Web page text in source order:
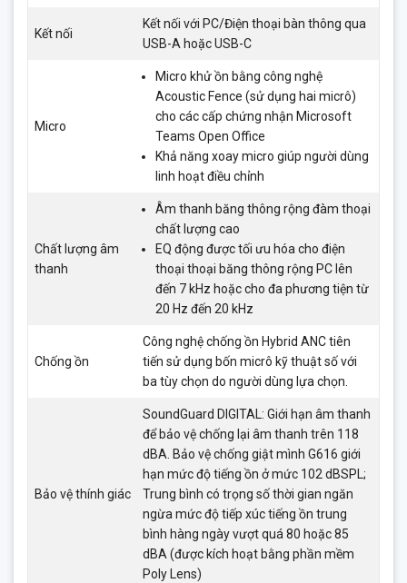
Kết nối
Kết nối với PC/Điện thoại bàn thông qua
USB-A hoặc USB-C
Micro
Micro khử ồn bằng công nghệ
Acoustic Fence (sử dụng hai micrô)
cho các cấp chứng nhận Microsoft
Teams Open Office
Khả năng xoay micro giúp người dùng
linh hoạt điều chỉnh
Chất lượng âm
thanh
Âm thanh băng thông rộng đàm thoại
chất lượng cao
EQ động được tối ưu hóa cho điện
thoại thoại băng thông rộng PC lên
đến 7 kHz hoặc cho đa phương tiện từ
20 Hz đến 20 kHz
Chống ồn
Công nghệ chống ồn Hybrid ANC tiên
tiến sử dụng bốn micrô kỹ thuật số với
ba tùy chọn do người dùng lựa chọn.
Bảo vệ thính giác
SoundGuard DIGITAL: Giới hạn âm thanh
để bảo vệ chống lại âm thanh trên 118
dBA. Bảo vệ chống giật mình G616 giới
hạn mức độ tiếng ồn ở mức 102 dBSPL;
Trung bình có trọng số thời gian ngăn
ngừa mức độ tiếp xúc tiếng ồn trung
bình hàng ngày vượt quá 80 hoặc 85
dBA (được kích hoạt bằng phần mềm
Poly Lens)